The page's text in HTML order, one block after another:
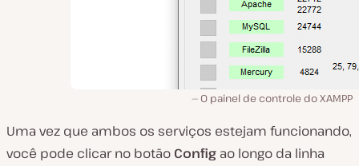
O painel de controle do XAMPP
Uma vez que ambos os serviços estejam funcionando,
você pode clicar no botão Config ao longo da linha